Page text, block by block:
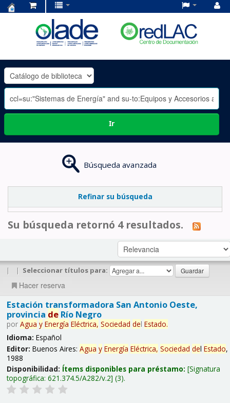
OLADE
-
Ir
Búsqueda avanzada
Refinar su búsqueda
Su búsqueda retornó 4 resultados.
| | Seleccionar títulos para:
Hacer reserva
Estación transformadora San Antonio Oeste,
provincia deRío Negro
por Agua y Energía Eléctrica, Sociedad del Estado.
Idioma: Español
Editor: Buenos Aires: Agua y Energía Eléctrica, Sociedad del Estado,
1988
Disponibilidad: Ítems disponibles para préstamo: Signatura
topográfica: 621.374.5/A282/v.2 (3).